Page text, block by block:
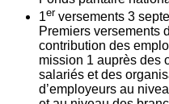
1er versements 3
Premiers versements
contribution des
mission 1 auprès des
salariés et des
d’employeurs au